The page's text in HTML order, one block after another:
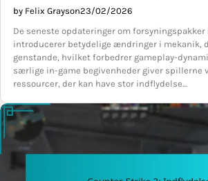
by Felix Grayson23/02/2026
De seneste opdateringer om
introducerer betydelige ændringer i mekanik,
genstande, hvilket forbedrer gameplay-
særlige in-game begivenheder giver spillerne
ressourcer, der kan have stor indflydelse…